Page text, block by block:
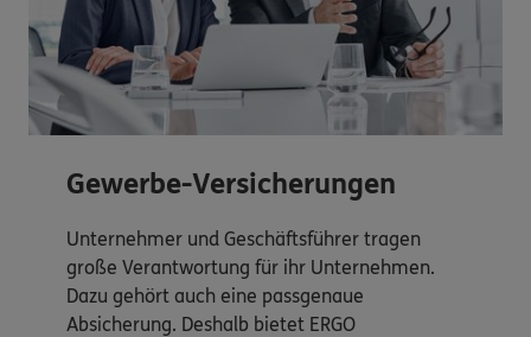
Gewerbe-Versicherungen
Unternehmer und Geschäftsführer tragen
große Verantwortung für ihr Unternehmen.
Dazu gehört auch eine passgenaue
Absicherung. Deshalb bietet ERGO